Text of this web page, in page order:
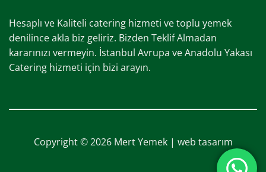
Hesaplı ve Kaliteli catering hizmeti ve toplu yemek
denilince akla biz geliriz. Bizden Teklif Almadan
kararınızı vermeyin. İstanbul Avrupa ve Anadolu Yakası
Catering hizmeti için bizi arayın.
Copyright © 2026 Mert Yemek | web tasarım